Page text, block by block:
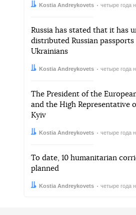
Автор:
Kostia Andreykovets
Дата: четыре года
Russia has stated that it has
distributed Russian passports
Ukrainians
Автор:
Kostia Andreykovets
Дата: четыре года
The President of the
and the High Representative
Kyiv
Автор:
Kostia Andreykovets
Дата: четыре года
To date, 10 humanitarian
planned
Автор:
Kostia Andreykovets
Дата: четыре года